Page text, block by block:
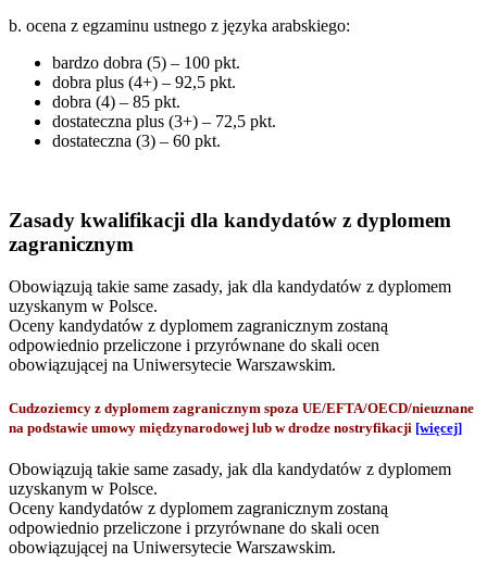
b. ocena z egzaminu ustnego z języka arabskiego:
bardzo dobra (5) – 100 pkt.
dobra plus (4+) – 92,5 pkt.
dobra (4) – 85 pkt.
dostateczna plus (3+) – 72,5 pkt.
dostateczna (3) – 60 pkt.
Zasady kwalifikacji dla kandydatów z dyplomem
zagranicznym
Obowiązują takie same zasady, jak dla kandydatów z dyplomem
uzyskanym w Polsce.
Oceny kandydatów z dyplomem zagranicznym zostaną
odpowiednio przeliczone i przyrównane do skali ocen
obowiązującej na Uniwersytecie Warszawskim.
Cudzoziemcy z dyplomem zagranicznym spoza UE/EFTA/OECD/nieuznane
na podstawie umowy międzynarodowej lub w drodze nostryfikacji [więcej]
Obowiązują takie same zasady, jak dla kandydatów z dyplomem
uzyskanym w Polsce.
Oceny kandydatów z dyplomem zagranicznym zostaną
odpowiednio przeliczone i przyrównane do skali ocen
obowiązującej na Uniwersytecie Warszawskim.